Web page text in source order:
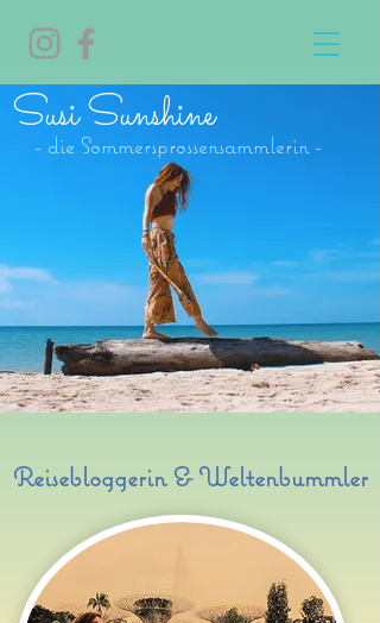
Susi Sunshine
- die Sommersprossensammlerin -
Reisebloggerin & Weltenbummler